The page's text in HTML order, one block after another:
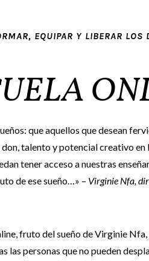
EQUIPAR Y LIBERAR LOS
que aquellos que desean
talento y potencial creativo en
tener acceso a nuestras
de ese sueño…» – Virginie Nfa,
fruto del sueño de Virginie
las personas que no pueden